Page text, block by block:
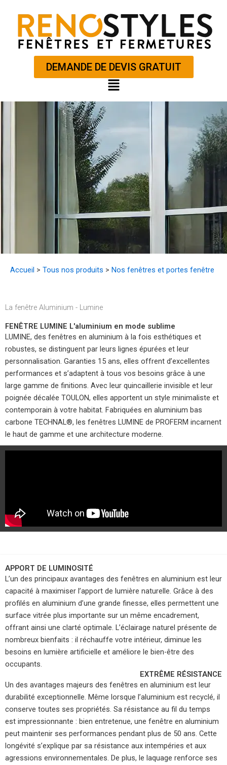
contenu
DEMANDE DE DEVIS GRATUIT
Main
Menu
Accueil > Tous nos produits > Nos fenêtres et portes fenêtre
La fenêtre Aluminium - Lumine
FENÊTRE LUMINE L'aluminium en mode sublime
LUMINE, des fenêtres en aluminium à la fois esthétiques et
robustes, se distinguent par leurs lignes épurées et leur
personnalisation. Garanties 15 ans, elles offrent d’excellentes
performances et s’adaptent à tous vos besoins grâce à une
large gamme de finitions. Avec leur quincaillerie invisible et leur
poignée décalée TOULON, elles apportent un style minimaliste et
contemporain à votre habitat. Fabriquées en aluminium bas
carbone TECHNAL®, les fenêtres LUMINE de PROFERM incarnent
le haut de gamme et une architecture moderne.
APPORT DE LUMINOSITÉ
L’un des principaux avantages des fenêtres en aluminium est leur
capacité à maximiser l’apport de lumière naturelle. Grâce à des
profilés en aluminium d’une grande finesse, elles permettent une
surface vitrée plus importante sur un même encadrement,
offrant ainsi une clarté optimale. L’éclairage naturel présente de
nombreux bienfaits : il réchauffe votre intérieur, diminue les
besoins en lumière artificielle et améliore le bien-être des
occupants.
EXTRÊME RÉSISTANCE
Un des avantages majeurs des fenêtres en aluminium est leur
durabilité exceptionnelle. Même lorsque l’aluminium est recyclé, il
conserve toutes ses propriétés. Sa résistance au fil du temps
est impressionnante : bien entretenue, une fenêtre en aluminium
peut maintenir ses performances pendant plus de 50 ans. Cette
longévité s’explique par sa résistance aux intempéries et aux
agressions environnementales. De plus, le laquage renforce ses